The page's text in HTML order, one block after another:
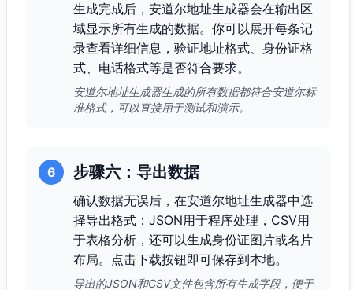
生成完成后，安道尔地址生成器会在输出区
域显示所有生成的数据。你可以展开每条记
录查看详细信息，验证地址格式、身份证格
式、电话格式等是否符合要求。
安道尔地址生成器生成的所有数据都符合安道尔标
准格式，可以直接用于测试和演示。
6 步骤六：导出数据
确认数据无误后，在安道尔地址生成器中选
择导出格式：JSON用于程序处理，CSV用
于表格分析，还可以生成身份证图片或名片
布局。点击下载按钮即可保存到本地。
导出的JSON和CSV文件包含所有生成字段，便于